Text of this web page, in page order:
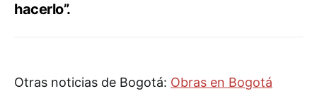
hacerlo”.
Otras noticias de Bogotá: Obras en Bogotá